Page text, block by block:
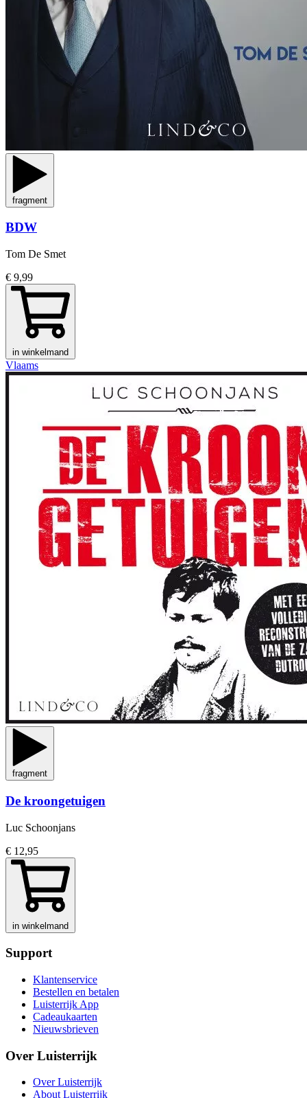
fragment
BDW
Tom De Smet
€ 9,99
in winkelmand
Vlaams
fragment
De kroongetuigen
Luc Schoonjans
€ 12,95
in winkelmand
Support
Klantenservice
Bestellen en betalen
Luisterrijk App
Cadeaukaarten
Nieuwsbrieven
Over Luisterrijk
Over Luisterrijk
About Luisterrijk